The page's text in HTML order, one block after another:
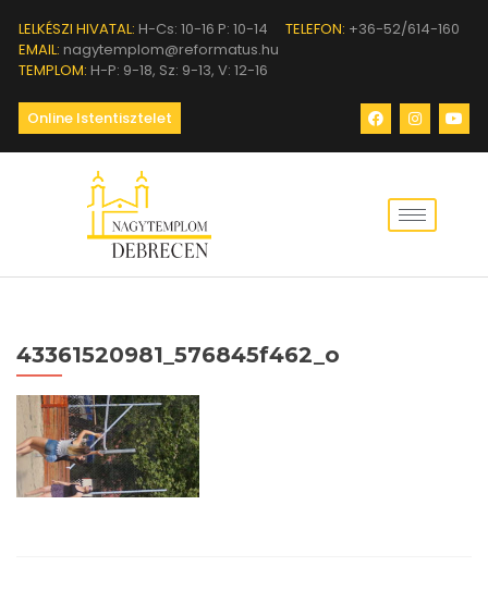
LELKÉSZI HIVATAL: H-Cs: 10-16 P: 10-14 TELEFON: +36-52/614-160
EMAIL: nagytemplom@reformatus.hu
TEMPLOM: H-P: 9-18, Sz: 9-13, V: 12-16
Online Istentisztelet
43361520981_576845f462_o